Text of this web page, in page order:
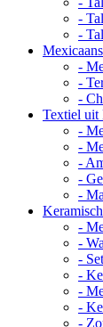
-
-
-
-
-
Textiel uit
-
-
-
-
-
-
-
-
-
-
-
-